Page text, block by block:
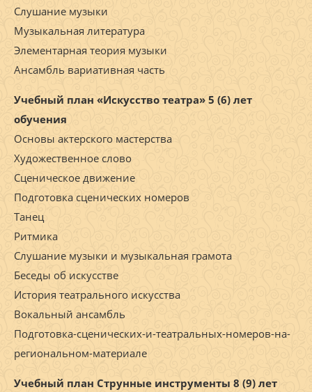
Слушание музыки
Музыкальная литература
Элементарная теория музыки
Ансамбль вариативная часть
Учебный план «Искусство театра» 5 (6) лет
обучения
Основы актерского мастерства
Художественное слово
Сценическое движение
Подготовка сценических номеров
Танец
Ритмика
Слушание музыки и музыкальная грамота
Беседы об искусстве
История театрального искусства
Вокальный ансамбль
Подготовка-сценических-и-театральных-номеров-на-
региональном-материале
Учебный план Струнные инструменты 8 (9) лет